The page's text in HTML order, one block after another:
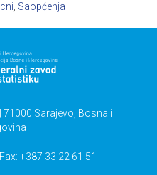
Saopćenja
71000 Sarajevo, Bosna i
+387 33 22 61 51